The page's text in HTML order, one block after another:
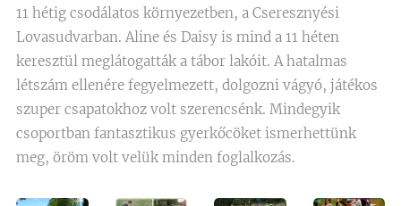
11 hétig csodálatos környezetben, a Cseresznyési
Lovasudvarban. Aline és Daisy is mind a 11 héten
keresztül meglátogatták a tábor lakóit. A hatalmas
létszám ellenére fegyelmezett, dolgozni vágyó, játékos
szuper csapatokhoz volt szerencsénk. Mindegyik
csoportban fantasztikus gyerkőcöket ismerhettünk
meg, öröm volt velük minden foglalkozás.